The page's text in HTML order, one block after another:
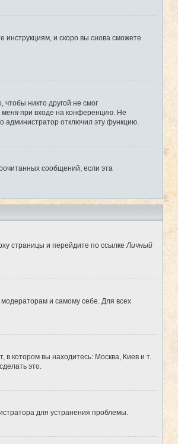
инструкциям, и скоро вы снова сможете
никто другой не смог
при входе на конференцию. Не
администратор отключил эту функцию.
сообщений, если эта
страницы и перейдите по ссылке Личный
и самому себе. Для всех
в котором вы находитесь: Москва, Киев и т.
это.
для устранения проблемы.